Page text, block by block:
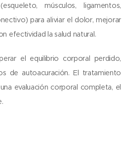
músculos, ligamentos,
para aliviar el dolor, mejorar
efectividad la salud natural.
el equilibrio corporal perdido,
de autoacuración. El tratamiento
evaluación corporal completa, el